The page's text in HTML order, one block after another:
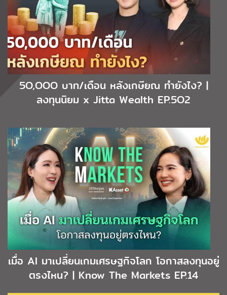
5O,OOO บาท/เดือน หลังเกษียณ ทำยังไง? |
ลงทุนนิยม x Jitta Wealth EP.5O2
เมื่อ AI มาเปลี่ยนเกมเศรษฐกิจโลก โอกาสลงทุนอยู่
ตรงไหน? | Know The Markets EP.14